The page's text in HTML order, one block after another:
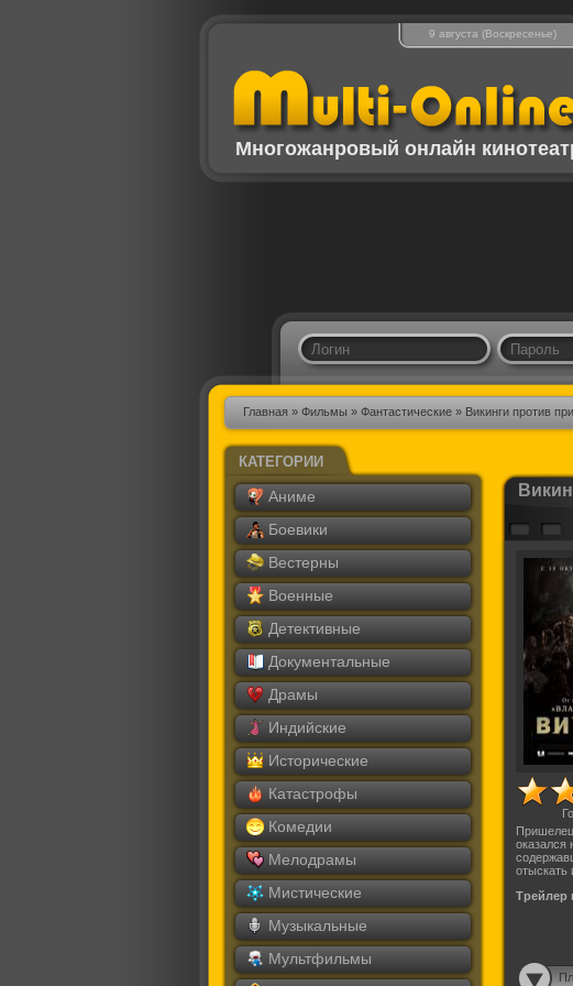
9 августа (Воскресенье)
Многожанровый онлайн
Главная» Фильмы» Фантастические» Викинги против
КАТЕГОРИИ
Аниме
Боевики
Вестерны
Военные
Детективные
Документальные
Драмы
Индийские
Исторические
Катастрофы
Комедии
Мелодрамы
Мистические
Музыкальные
Мультфильмы
Пришелец
отыскать
Трейлер